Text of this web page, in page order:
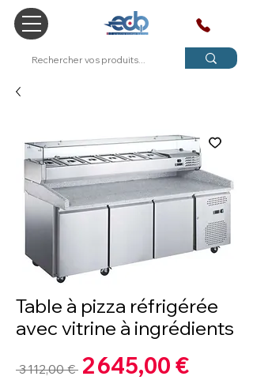
Table à pizza réfrigérée
avec vitrine à ingrédients
3 112,00 € Prix
2 645,00 €